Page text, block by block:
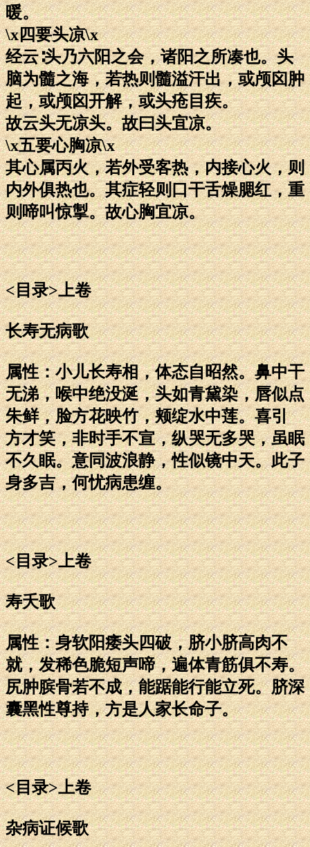
暖。
\x四要头凉\x
经云∶头乃六阳之会，诸阳之所凑也。头
脑为髓之海，若热则髓溢汗出，或颅囟肿
起，或颅囟开解，或头疮目疾。
故云头无凉头。故曰头宜凉。
\x五要心胸凉\x
其心属丙火，若外受客热，内接心火，则
内外俱热也。其症轻则口干舌燥腮红，重
则啼叫惊掣。故心胸宜凉。
<目录>上卷
长寿无病歌
属性：小儿长寿相，体态自昭然。鼻中干
无涕，喉中绝没涎，头如青黛染，唇似点
朱鲜，脸方花映竹，颊绽水中莲。喜引
方才笑，非时手不宣，纵哭无多哭，虽眠
不久眠。意同波浪静，性似镜中天。此子
身多吉，何忧病患缠。
<目录>上卷
寿夭歌
属性：身软阳痿头四破，脐小脐高肉不
就，发稀色脆短声啼，遍体青筋俱不寿。
尻肿膑骨若不成，能踞能行能立死。脐深
囊黑性尊持，方是人家长命子。
<目录>上卷
杂病证候歌